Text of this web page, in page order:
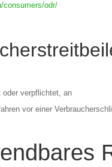
consumers/odr/
oder verpflichtet, an
vor einer